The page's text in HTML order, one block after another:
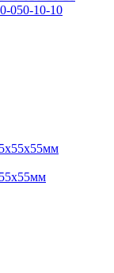
050-10-10